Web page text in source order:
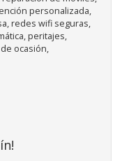
personalizada,
redes wifi seguras,
peritajes,
ocasión,